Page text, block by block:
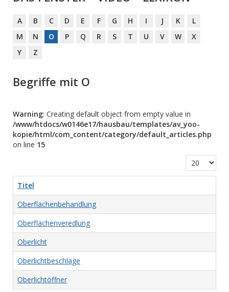
A B C D E F G H I J K
L
M
N O P Q R S T U V W
X
Y
Z
Begriffe mit O
Warning: Creating default object from empty value in
/www/htdocs/w0146e17/hausbau/templates/av_yoo-
kopie/html/com_content/category/default_articles.php
on line 15
Anzeige #
Titel
Oberflächenbehandlung
Oberflächenveredlung
Oberlicht
Oberlichtbeschläge
Oberlichtöffner